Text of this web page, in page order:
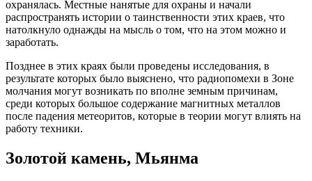
охранялась. Местные нанятые для охраны и начали
распространять истории о таинственности этих краев, что
натолкнуло однажды на мысль о том, что на этом можно и
заработать.
Позднее в этих краях были проведены исследования, в
результате которых было выяснено, что радиопомехи в Зоне
молчания могут возникать по вполне земным причинам,
среди которых большое содержание магнитных металлов
после падения метеоритов, которые в теории могут влиять на
работу техники.
Золотой камень, Мьянма